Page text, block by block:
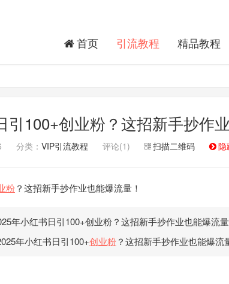
首页 引流教程 精品教程
引100+创业粉？这招新手抄作
分类： VIP引流教程 评论(1) 扫描二维码 隐
粉？这招新手抄作业也能爆流量！
年小红书日引100+创业粉？这招新手抄作业也能爆流